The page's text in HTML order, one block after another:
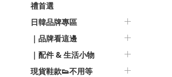
禮首選
日韓品牌專區
｜品牌看這邊
｜配件 & 生活小物
現貨鞋款👟不用等